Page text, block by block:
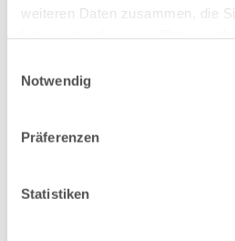
weiteren Daten zusammen, die
Notwendig
Präferenzen
Statistiken